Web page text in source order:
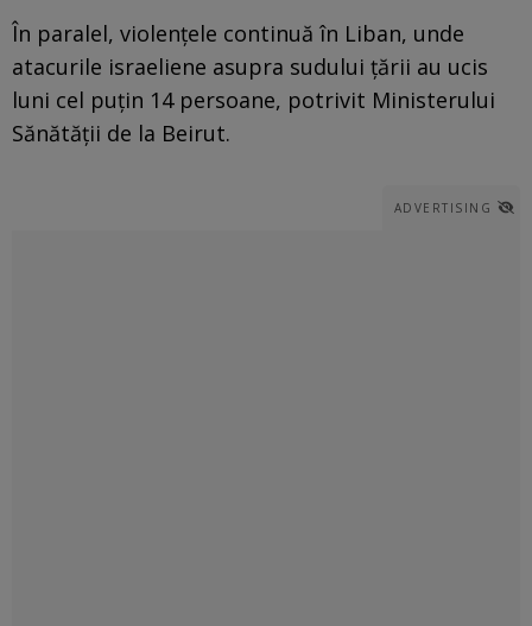
În paralel, violențele continuă în Liban, unde
atacurile israeliene asupra sudului țării au ucis
luni cel puțin 14 persoane, potrivit Ministerului
Sănătății de la Beirut.
ADVERTISING